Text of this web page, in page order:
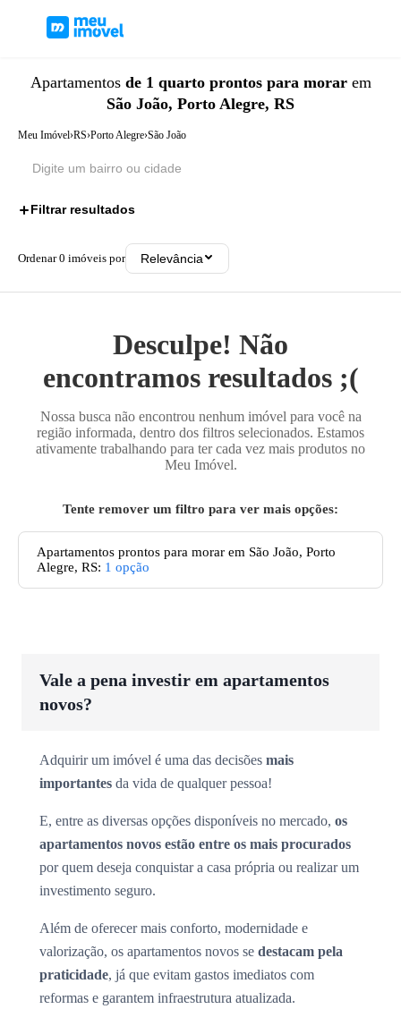
Apartamentos de 1 quarto prontos para morar em
São João, Porto Alegre, RS
Meu Imóvel›RS›Porto Alegre›São João
Filtrar resultados
Ordenar0 imóveis por Relevância
Desculpe! Não
encontramos resultados ;(
Nossa busca não encontrou nenhum imóvel para você na
região informada, dentro dos filtros selecionados. Estamos
ativamente trabalhando para ter cada vez mais produtos no
Meu Imóvel.
Tente remover um filtro para ver mais opções:
Apartamentos prontos para morar em São João, Porto
Alegre, RS: 1 opção
Vale a pena investir em apartamentos
novos?
Adquirir um imóvel é uma das decisões mais
importantes da vida de qualquer pessoa!
E, entre as diversas opções disponíveis no mercado, os
apartamentos novos estão entre os mais procurados
por quem deseja conquistar a casa própria ou realizar um
investimento seguro.
Além de oferecer mais conforto, modernidade e
valorização, os apartamentos novos se destacam pela
praticidade, já que evitam gastos imediatos com
reformas e garantem infraestrutura atualizada.